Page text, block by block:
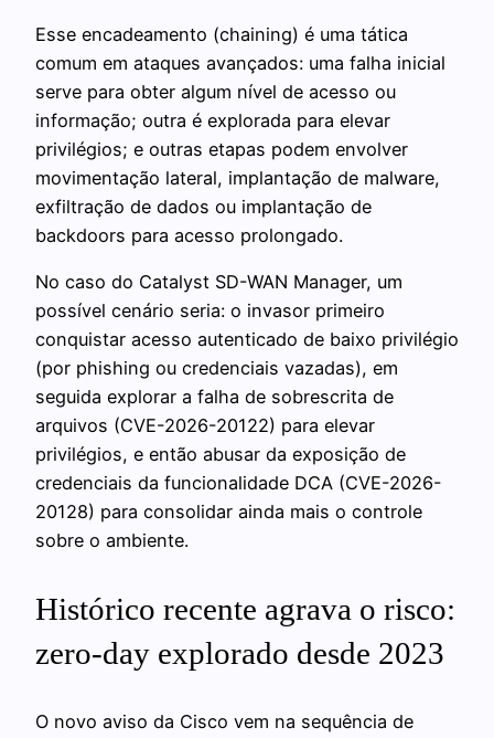
Esse encadeamento (chaining) é uma tática
comum em ataques avançados: uma falha inicial
serve para obter algum nível de acesso ou
informação; outra é explorada para elevar
privilégios; e outras etapas podem envolver
movimentação lateral, implantação de malware,
exfiltração de dados ou implantação de
backdoors para acesso prolongado.
No caso do Catalyst SD-WAN Manager, um
possível cenário seria: o invasor primeiro
conquistar acesso autenticado de baixo privilégio
(por phishing ou credenciais vazadas), em
seguida explorar a falha de sobrescrita de
arquivos (CVE-2026-20122) para elevar
privilégios, e então abusar da exposição de
credenciais da funcionalidade DCA (CVE-2026-
20128) para consolidar ainda mais o controle
sobre o ambiente.
Histórico recente agrava o risco:
zero-day explorado desde 2023
O novo aviso da Cisco vem na sequência de